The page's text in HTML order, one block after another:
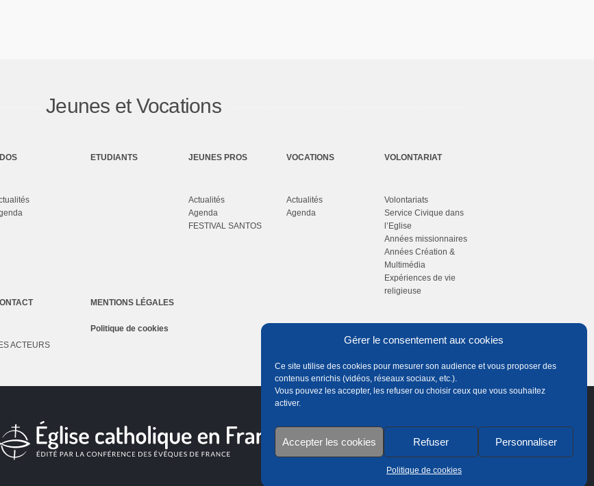
Gérer le consentement aux cookies
Ce site utilise des cookies pour mesurer son audience et vous proposer des
contenus enrichis (vidéos, réseaux sociaux, etc.).
Vous pouvez les accepter, les refuser ou choisir ceux que vous souhaitez
activer.
Accepter les cookies Refuser Personnaliser
Politique de cookies
Jeunes et Vocations
ETUDIANTS JEUNES PROS
Actualités
Agenda
FESTIVAL SANTOS
VOCATIONS
Actualités
Agenda
VOLONTARIAT
Volontariats
Service Civique dans
l’Eglise
Années missionnaires
Années Création &
Multimédia
Expériences de vie
religieuse
ACTEURS
MENTIONS LÉGALES
Politique de cookies